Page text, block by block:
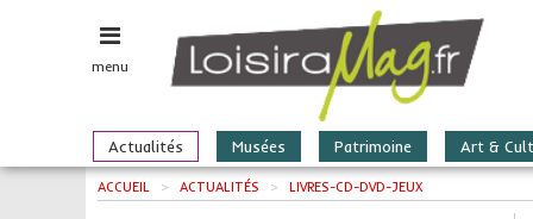
menu
Actualités Musées Patrimoine Art &
ACCUEIL > ACTUALITÉS > LIVRES-CD-DVD-JEUX